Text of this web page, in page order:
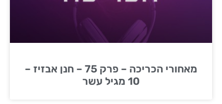
מאחורי הכריכה – פרק 75 – חנן אבזיז –
10 מגיל עשר